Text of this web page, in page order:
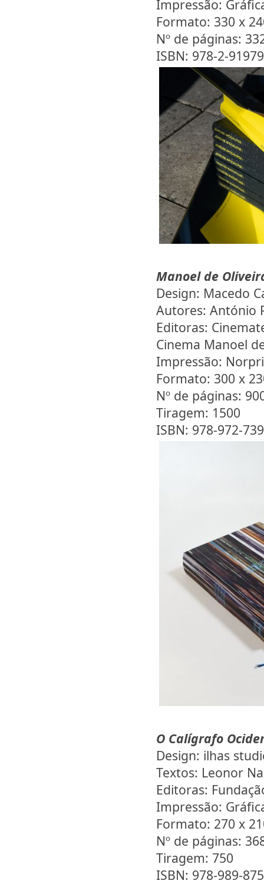
Impressão:
Formato: 330 x
Nº de páginas:
ISBN: 978-2-
Manoel de
Design: Macedo
Autores: António
Editoras:
Cinema Manoel
Impressão:
Formato: 300 x
Nº de páginas:
Tiragem: 1500
ISBN: 978-972-
O Calígrafo
Design: ilhas
Textos: Leonor
Editoras:
Impressão:
Formato: 270 x
Nº de páginas:
Tiragem: 750
ISBN: 978-989-